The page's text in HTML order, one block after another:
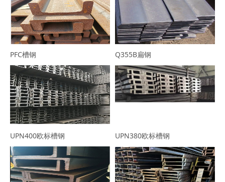
PFC槽钢 Q355B扁钢
UPN400欧标槽钢 UPN380欧标槽钢